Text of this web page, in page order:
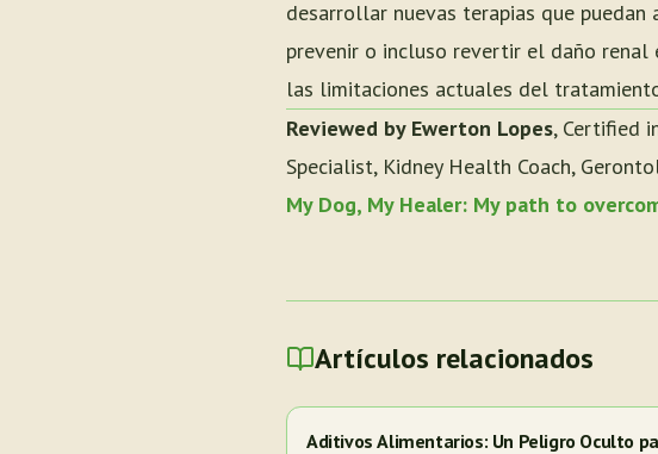
desarrollar nuevas terapias que
prevenir o incluso revertir el daño renal
las limitaciones actuales del
Reviewed by Ewerton Lopes, Certified
Specialist, Kidney Health Coach,
My Dog, My Healer: My path to
Artículos relacionados
Aditivos Alimentarios: Un Peligro Oculto